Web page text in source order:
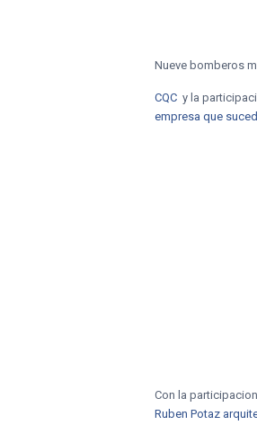
Nueve bomberos
CQC y la
empresa que
Con la
Ruben Potaz